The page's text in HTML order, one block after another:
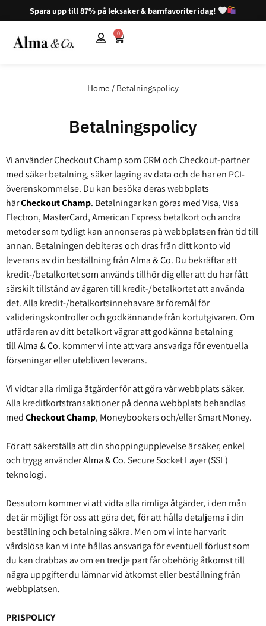
Spara upp till 87% på leksaker & barnfavoriter idag!
0
Home / Betalningspolicy
Betalningspolicy
Vi använder Checkout Champ som CRM och Checkout-partner
med säker betalning, säker lagring av data och de har en PCI-
överenskommelse. Du kan besöka deras webbplats
härCheckout Champ. Betalningar kan göras med Visa, Visa
Electron, MasterCard, American Express betalkort och andra
metoder som tydligt kan annonseras på webbplatsen från tid till
annan. Betalningen debiteras och dras från ditt konto vid
leverans av din beställning frånAlma & Co. Du bekräftar att
kredit-/betalkortet som används tillhör dig eller att du har fått
särskilt tillstånd av ägaren till kredit-/betalkortet att använda
det. Alla kredit-/betalkortsinnehavare är föremål för
valideringskontroller och godkännande från kortutgivaren. Om
utfärdaren av ditt betalkort vägrar att godkänna betalning
tillAlma & Co. kommer vi inte att vara ansvariga för eventuella
förseningar eller utebliven leverans.
Vi vidtar alla rimliga åtgärder för att göra vår webbplats säker.
Alla kreditkortstransaktioner på denna webbplats behandlas
medCheckout Champ, Moneybookers och/eller Smart Money.
För att säkerställa att din shoppingupplevelse är säker, enkel
och trygg använderAlma & Co. Secure Socket Layer (SSL)
teknologi.
Dessutom kommer vi att vidta alla rimliga åtgärder, i den mån
det är möjligt för oss att göra det, för att hålla detaljerna i din
beställning och betalning säkra. Men om vi inte har varit
vårdslösa kan vi inte hållas ansvariga för eventuell förlust som
du kan drabbas av om en tredje part får obehörig åtkomst till
några uppgifter du lämnar vid åtkomst eller beställning från
webbplatsen.
PRISPOLICY